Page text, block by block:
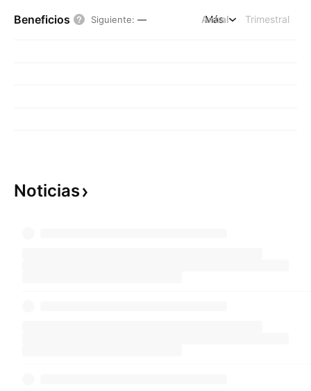
Beneficios Siguiente: — Anual Trimestral
Más
Noticias